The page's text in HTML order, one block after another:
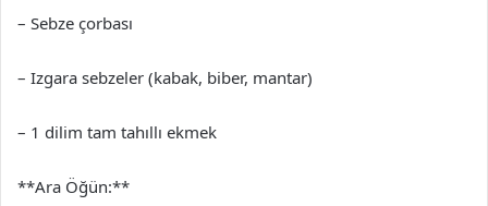
– Sebze çorbası
– Izgara sebzeler (kabak, biber, mantar)
– 1 dilim tam tahıllı ekmek
**Ara Öğün:**